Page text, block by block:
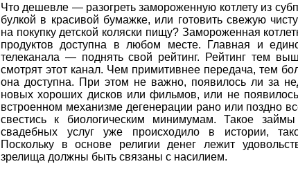
Что дешевле — разогреть замороженную котлету из
булкой в красивой бумажке, или готовить свежую
на покупку детской коляски пищу? Замороженная
продуктов доступна в любом месте. Главная и
телеканала — поднять свой рейтинг. Рейтинг тем
смотрят этот канал. Чем примитивнее передача, тем
она доступна. При этом не важно, появилось ли за
новых хороших дисков или фильмов, или не
встроенном механизме дегенерации рано или поздно
свестись к биологическим минимумам. Такое
свадебных услуг уже происходило в истории,
Поскольку в основе религии денег лежит
зрелища должны быть связаны с насилием.